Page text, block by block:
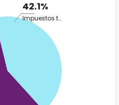
42.1%
Impuestos totales